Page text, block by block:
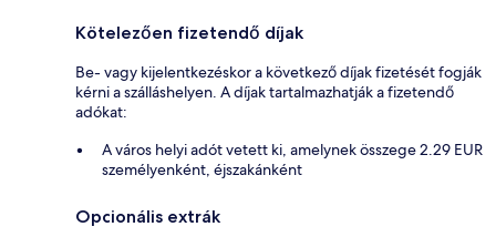
Kötelezően fizetendő díjak
Be- vagy kijelentkezéskor a következő díjak fizetését fogják
kérni a szálláshelyen. A díjak tartalmazhatják a fizetendő
adókat:
A város helyi adót vetett ki, amelynek összege 2.29 EUR
személyenként, éjszakánként
Opcionális extrák